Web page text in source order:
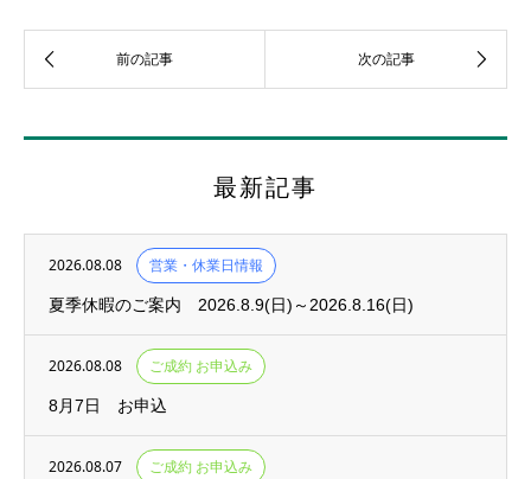
最新記事
2026.08.08 営業・休業日情報
夏季休暇のご案内 2026.8.9(日)～2026.8.16(日)
2026.08.08 ご成約 お申込み
8月7日 お申込
2026.08.07 ご成約 お申込み